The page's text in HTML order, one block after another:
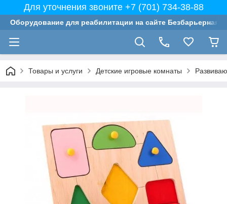
Для уточнения звоните +7 (701) 734-38-88
Оборудование для реабилитации на сайте Безбарьерная
Товары и услуги Детские игровые комнаты